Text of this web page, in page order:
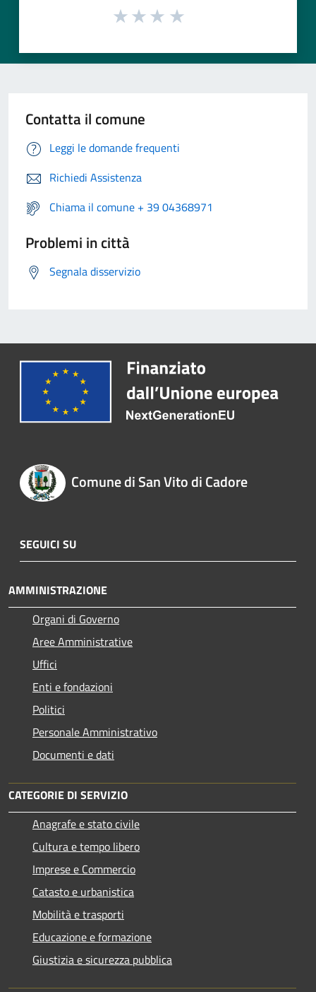
Contatta il comune
Leggi le domande frequenti
Richiedi Assistenza
Chiama il comune + 39 04368971
Problemi in città
Segnala disservizio
Comune di San Vito di Cadore
SEGUICI SU
AMMINISTRAZIONE
Organi di Governo
Aree Amministrative
Uffici
Enti e fondazioni
Politici
Personale Amministrativo
Documenti e dati
CATEGORIE DI SERVIZIO
Anagrafe e stato civile
Cultura e tempo libero
Imprese e Commercio
Catasto e urbanistica
Mobilità e trasporti
Educazione e formazione
Giustizia e sicurezza pubblica